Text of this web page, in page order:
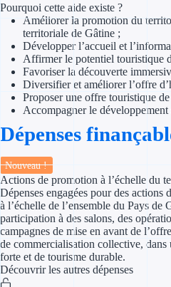
Pourquoi cette aide existe ?
Améliorer la promotion du
territoriale de Gâtine ;
Développer l’accueil et
Affirmer le potentiel touristique
Favoriser la découverte
Diversifier et améliorer l’offre
Proposer une offre touristique
Accompagner le développement
Dépenses
Nouveau !
Actions de promotion à l’échelle du
Dépenses engagées pour des actions
à l’échelle de l’ensemble du Pays
participation à des salons, des
campagnes de mise en avant de
de commercialisation collective,
forte et de tourisme durable.
Découvrir les autres dépenses